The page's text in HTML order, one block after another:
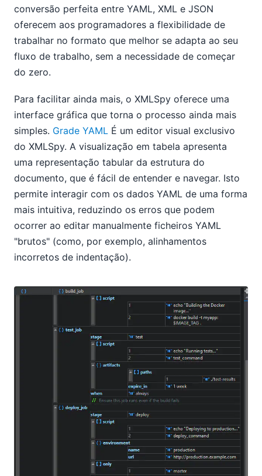
conversão perfeita entre YAML, XML e JSON
oferecem aos programadores a flexibilidade de
trabalhar no formato que melhor se adapta ao seu
fluxo de trabalho, sem a necessidade de começar
do zero.
Para facilitar ainda mais, o XMLSpy oferece uma
interface gráfica que torna o processo ainda mais
simples. Grade YAML É um editor visual exclusivo
do XMLSpy. A visualização em tabela apresenta
uma representação tabular da estrutura do
documento, que é fácil de entender e navegar. Isto
permite interagir com os dados YAML de uma forma
mais intuitiva, reduzindo os erros que podem
ocorrer ao editar manualmente ficheiros YAML
"brutos" (como, por exemplo, alinhamentos
incorretos de indentação).